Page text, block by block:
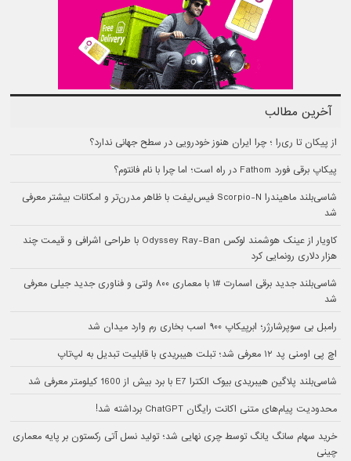
آخرین مطالب
از پیکان تا ری‌را ؛ چرا ایران هنوز خودرویی در سطح جهانی ندارد؟
پیکاپ برقی فورد Fathom در راه است؛ اما چرا با نام فانتوم؟
شاسی‌بلند ماهیندرا Scorpio-N فیس‌لیفت با ظاهر مدرن‌تر و امکانات بیشتر معرفی
شد
کاویار از عینک هوشمند لوکس Odyssey Ray-Ban با طراحی اشرافی و قیمت چند
هزار دلاری رونمایی کرد
شاسی‌بلند جدید برقی اسمارت #۱ با معماری ۸۰۰ ولتی و فناوری جدید جیلی معرفی
شد
رامبل بی سوپرشارژر؛ ابرپیکاپ ۹۰۰ اسب بخاری رم وارد میدان شد
اچ پی اومنی پد ۱۲ معرفی شد؛ تبلت هیبریدی با قابلیت تبدیل به لپ‌تاپ
شاسی‌بلند پلاگین هیبریدی بیوک الکترا E7 با برد بیش از 1600 کیلومتر معرفی شد
محدودیت پیام‌های متنی اکانت رایگان ChatGPT برداشته شد!
خرید سهام سانگ‌ یانگ توسط چری نهایی شد؛ تولید نسل آتی رکستون بر پایه معماری
چینی